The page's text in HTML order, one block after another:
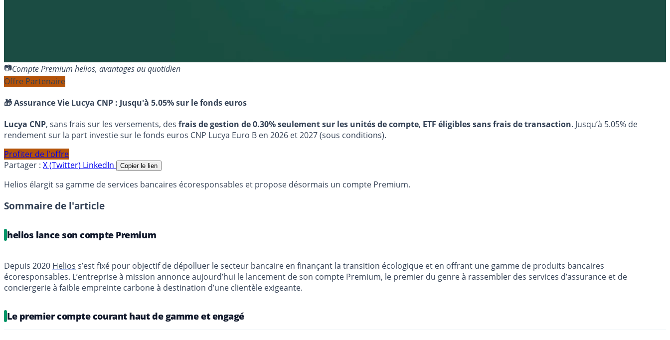
Compte Premium helios, avantages au quotidien
Offre Partenaire
🎁 Assurance Vie Lucya CNP : Jusqu'à 5.05% sur le fonds euros
Lucya CNP, sans frais sur les versements, des frais de gestion de 0.30% seulement sur les unités de compte, ETF éligibles sans frais de transaction. Jusqu’à 5.05% de
rendement sur la part investie sur le fonds euros CNP Lucya Euro B en 2026 et 2027 (sous conditions).
Profiter de l'offre
Partager : X (Twitter) LinkedIn Copier le lien
Helios élargit sa gamme de services bancaires écoresponsables et propose désormais un compte Premium.
Sommaire de l'article
helios lance son compte Premium
Depuis 2020 Helios s’est fixé pour objectif de dépolluer le secteur bancaire en finançant la transition écologique et en offrant une gamme de produits bancaires
écoresponsables. L’entreprise à mission annonce aujourd’hui le lancement de son compte Premium, le premier du genre à rassembler des services d’assurance et de
conciergerie à faible empreinte carbone à destination d’une clientèle exigeante.
Le premier compte courant haut de gamme et engagé